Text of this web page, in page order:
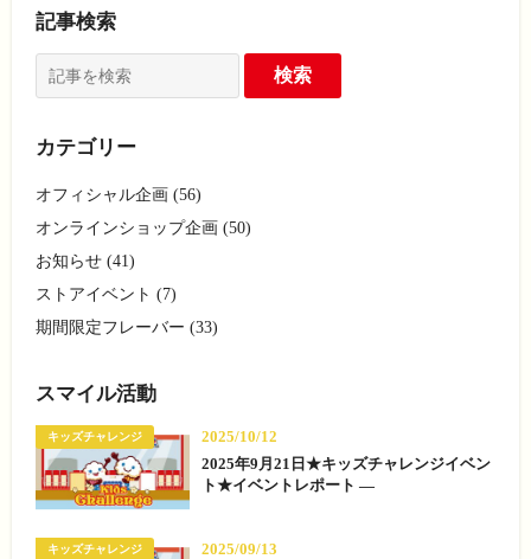
記事検索
カテゴリー
オフィシャル企画 (56)
オンラインショップ企画 (50)
お知らせ (41)
ストアイベント (7)
期間限定フレーバー (33)
スマイル活動
キッズチャレンジ
2025/10/12
2025年9月21日★キッズチャレンジイベン
ト★イベントレポート —
キッズチャレンジ
2025/09/13